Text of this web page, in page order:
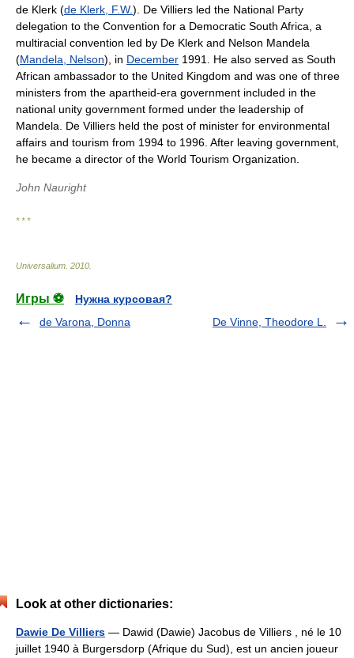
de Klerk (de Klerk, F.W.). De Villiers led the National Party
delegation to the Convention for a Democratic South Africa, a
multiracial convention led by De Klerk and Nelson Mandela
(Mandela, Nelson), in December 1991. He also served as South
African ambassador to the United Kingdom and was one of three
ministers from the apartheid-era government included in the
national unity government formed under the leadership of
Mandela. De Villiers held the post of minister for environmental
affairs and tourism from 1994 to 1996. After leaving government,
he became a director of the World Tourism Organization.
John Nauright
* * *
Universalium 2010
Игры ⚽
Нужна курсовая?
de Varona, Donna
De Vinne, Theodore L.
Look at other dictionaries:
Dawie De Villiers — Dawid (Dawie) Jacobus de Villiers , né le 10
juillet 1940 à Burgersdorp (Afrique du Sud), est un ancien joueur